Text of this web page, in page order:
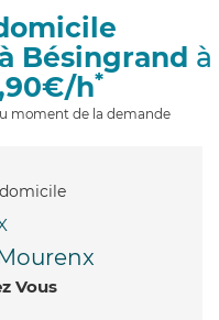
i
à Bésingrand à
h*
moment de la demande
Vous